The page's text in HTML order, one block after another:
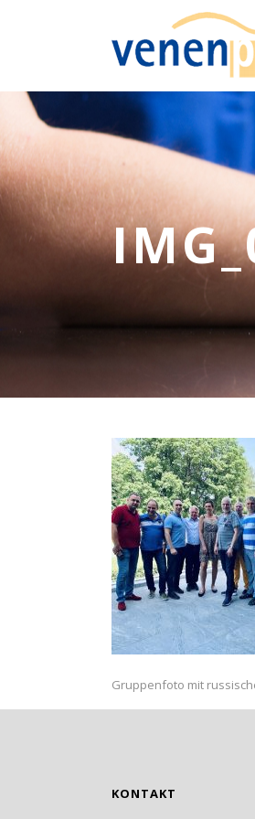
Gruppenfoto mit
KONTAKT